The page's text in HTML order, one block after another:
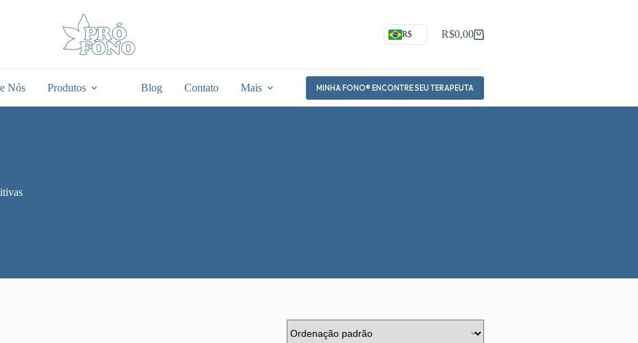
R$ Carrinho
R$0,00
Nós Produtos Blog Contato Mais MINHA FONO® ENCONTRE SEU TERAPEUTA